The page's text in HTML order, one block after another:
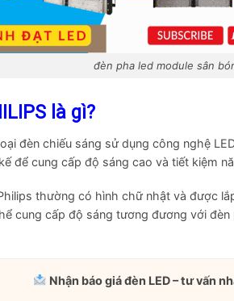
đèn pha led module sân
là gì?
đèn chiếu sáng sử dụng công nghệ
để cung cấp độ sáng cao và tiết kiệm
thường có hình chữ nhật và được
cung cấp độ sáng tương đương với
Nhận báo giá đèn LED – tư vấn